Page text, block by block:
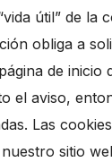
útil” de
obliga a
de
el aviso,
Las
sitio